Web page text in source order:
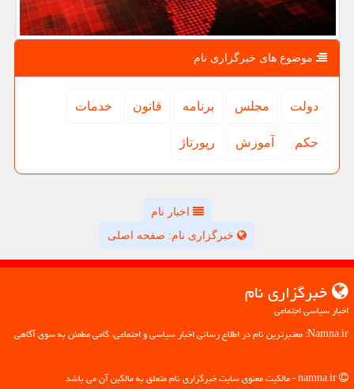
موضوع های خبرگزاری نام
دولت مجلس برنامه قانون خدمات
حكم آموزش رپورتاژ
اخبار نام
خبرگزاری نام: صفحه اصلی
خبرگزاری نام
اخبار سیاسی اجتماعی
Namna.ir: معتبرترین نام در اطلاع رسانی اخبار سیاسی و اجتماعی، گامی مطمئن به سوی آگاهی